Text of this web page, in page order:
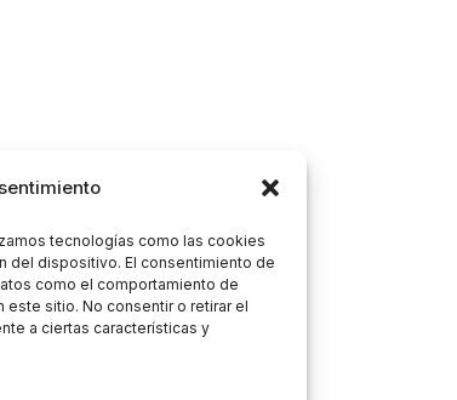
tecnologías como las cookies
del dispositivo. El consentimiento de
como el comportamiento de
sitio. No consentir o retirar el
a ciertas características y